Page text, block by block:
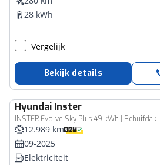
28 kWh
Vergelijk
Bekijk details
Hyundai Inster
12.989 km
09-2025
Elektriciteit